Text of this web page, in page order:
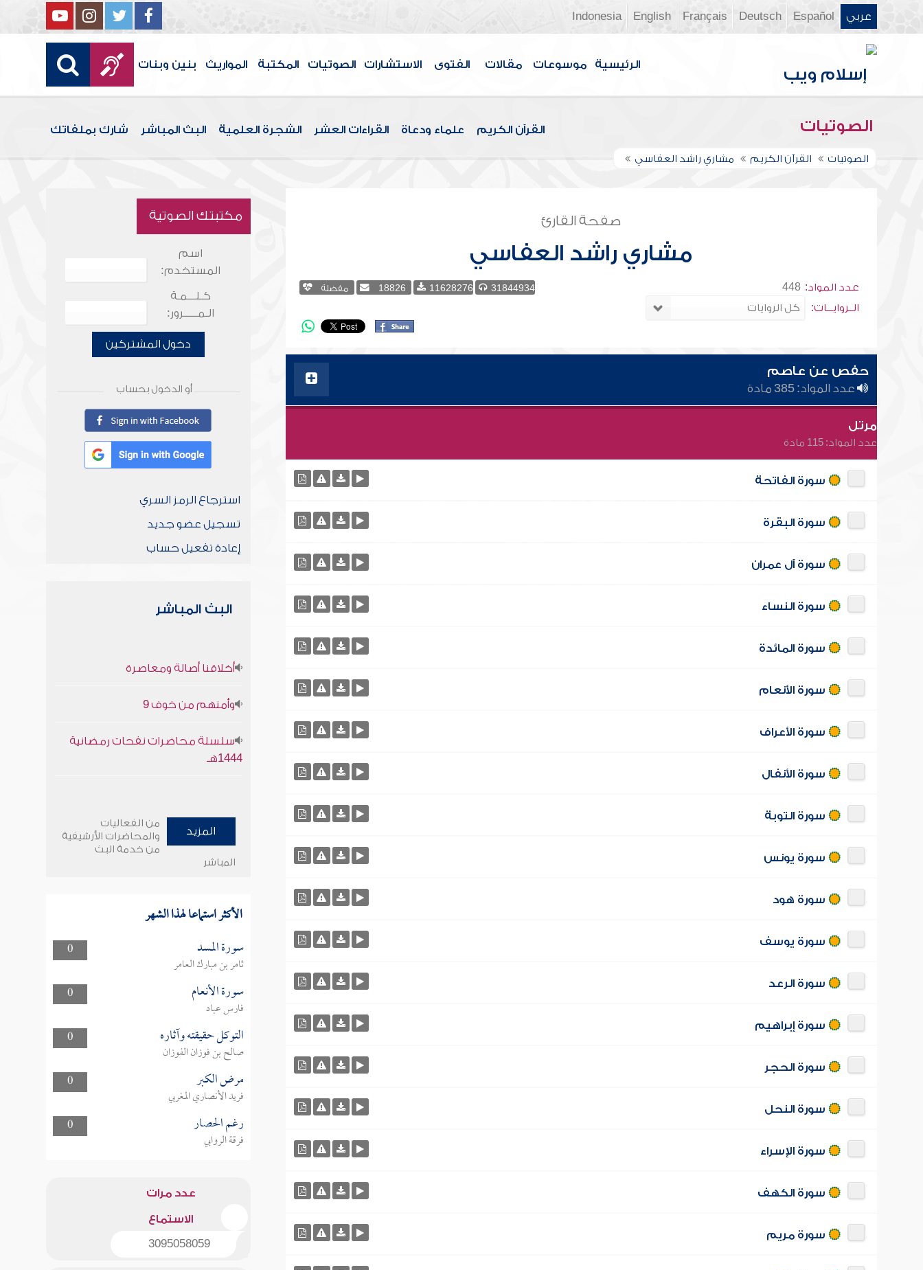
عربي Español
Deutsch
Français
English
Indonesia
الرئيسية موسوعات مقالات الفتوى الاستشارات الصوتيات المكتبة المواريث بنين وبنات
الصوتيات القرآن الكريم علماء ودعاة القراءات العشر الشجرة العلمية البث المباشر شارك بملفاتك
الصوتيات القرآن الكريم مشاري راشد العفاسي
صفحة القارئ
مشاري راشد العفاسي
عدد المواد: 448
الــروايـــات:
31844934
11628276
18826 مفضلة
حفص عن عاصم
عدد المواد: 385 مادة
مرتل
عدد المواد: 115 مادة
سورة الفاتحة
سورة البقرة
سورة آل عمران
سورة النساء
سورة المائدة
سورة الأنعام
سورة الأعراف
سورة الأنفال
سورة التوبة
سورة يونس
سورة هود
سورة يوسف
سورة الرعد
سورة إبراهيم
سورة الحجر
سورة النحل
سورة الإسراء
سورة الكهف
سورة مريم
مكتبتك الصوتية
اسم
المستخدم:
كـلـــمـة
الـمـــــرور:
دخول المشتركين
أو الدخول بحساب
استرجاع الرمز السري
تسجيل عضو جديد
إعادة تفعيل حساب
البث المباشر
أخلاقنا أصالة ومعاصرة
وأمنهم من خوف 9
سلسلة محاضرات نفحات رمضانية
1444هـ
المزيد
من الفعاليات
والمحاضرات الأرشيفية
من خدمة البث
المباشر
الأكثر استماعا لهذا الشهر
0 سورة المسد
ثامر بن مبارك العامر
0
سورة الأنعام
فارس عباد
0
التوكل حقيقته وآثاره
صالح بن فوزان الفوزان
0
مرض الكبر
فريد الأنصاري المغربي
0
رغم الحصار
فرقة الروابي
عدد مرات
الاستماع
3095058059